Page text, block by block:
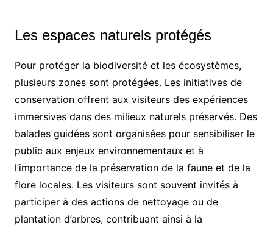
Les espaces naturels protégés
Pour protéger la biodiversité et les écosystèmes,
plusieurs zones sont protégées. Les initiatives de
conservation offrent aux visiteurs des expériences
immersives dans des milieux naturels préservés. Des
balades guidées sont organisées pour sensibiliser le
public aux enjeux environnementaux et à
l’importance de la préservation de la faune et de la
flore locales. Les visiteurs sont souvent invités à
participer à des actions de nettoyage ou de
plantation d’arbres, contribuant ainsi à la